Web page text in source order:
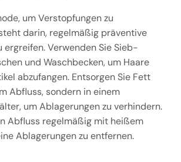
um Verstopfungen zu
darin, regelmäßig präventive
ergreifen. Verwenden Sie Sieb-
und Waschbecken, um Haare
abzufangen. Entsorgen Sie Fett
Abfluss, sondern in einem
um Ablagerungen zu verhindern.
Abfluss regelmäßig mit heißem
Ablagerungen zu entfernen.